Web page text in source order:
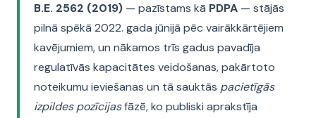
B.E. 2562 (2019) — pazīstams kā PDPA — stājās
pilnā spēkā 2022. gada jūnijā pēc vairākkārtējiem
kavējumiem, un nākamos trīs gadus pavadīja
regulatīvās kapacitātes veidošanas, pakārtoto
noteikumu ieviešanas un tā sauktās pacietīgās
izpildes pozīcijasfāzē, ko publiski aprakstīja